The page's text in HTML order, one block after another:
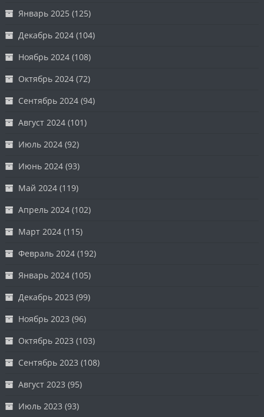
Январь 2025 (125)
Декабрь 2024 (104)
Ноябрь 2024 (108)
Октябрь 2024 (72)
Сентябрь 2024 (94)
Август 2024 (101)
Июль 2024 (92)
Июнь 2024 (93)
Май 2024 (119)
Апрель 2024 (102)
Март 2024 (115)
Февраль 2024 (192)
Январь 2024 (105)
Декабрь 2023 (99)
Ноябрь 2023 (96)
Октябрь 2023 (103)
Сентябрь 2023 (108)
Август 2023 (95)
Июль 2023 (93)